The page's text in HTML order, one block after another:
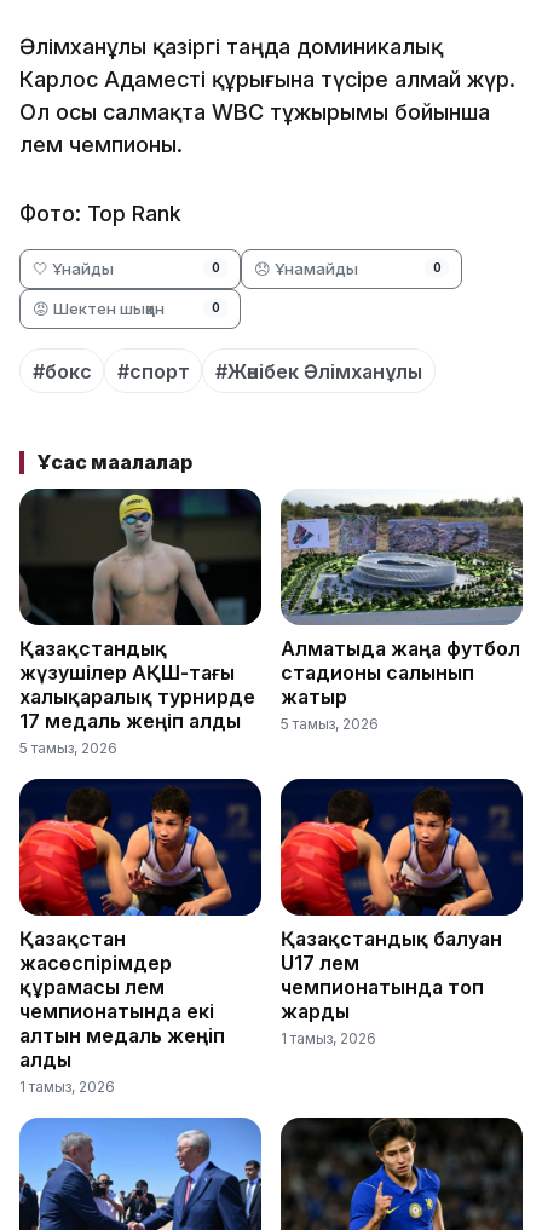
Әлімханұлы қазіргі таңда доминикалық
Карлос Адаместі құрығына түсіре алмай жүр.
Ол осы салмақта WBC тұжырымы бойынша
әлем чемпионы.
Фото: Top Rank
🤍 Ұнайды 0 😞 Ұнамайды 0
😡 Шектен шыққан 0
#бокс #спорт #Жәнібек Әлімханұлы
Ұқсас мақалалар
Қазақстандық
жүзушілер АҚШ-тағы
халықаралық турнирде
17 медаль жеңіп алды
5 тамыз, 2026
Алматыда жаңа футбол
стадионы салынып
жатыр
5 тамыз, 2026
Қазақстан
жасөспірімдер
құрамасы әлем
чемпионатында екі
алтын медаль жеңіп
алды
1 тамыз, 2026
Қазақстандық балуан
U17 әлем
чемпионатында топ
жарды
1 тамыз, 2026